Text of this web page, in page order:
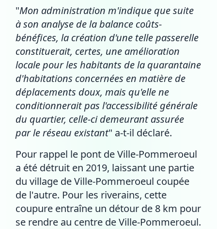
"Mon administration m'indique que suite
à son analyse de la balance coûts-
bénéfices, la création d'une telle passerelle
constituerait, certes, une amélioration
locale pour les habitants de la quarantaine
d'habitations concernées en matière de
déplacements doux, mais qu'elle ne
conditionnerait pas l'accessibilité générale
du quartier, celle-ci demeurant assurée
par le réseau existant" a-t-il déclaré.
Pour rappel le pont de Ville-Pommeroeul
a été détruit en 2019, laissant une partie
du village de Ville-Pommeroeul coupée
de l'autre. Pour les riverains, cette
coupure entraîne un détour de 8 km pour
se rendre au centre de Ville-Pommeroeul.